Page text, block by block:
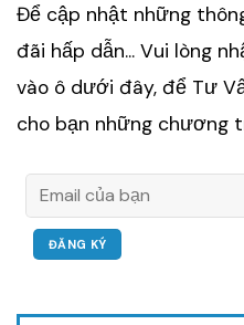
Để cập nhật những
đãi hấp dẫn... Vui lòng
vào ô dưới đây, để Tư
cho bạn những chương